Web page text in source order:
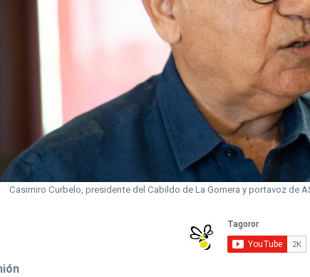
Casimiro Curbelo, presidente del Cabildo de La Gomera y portavoz de